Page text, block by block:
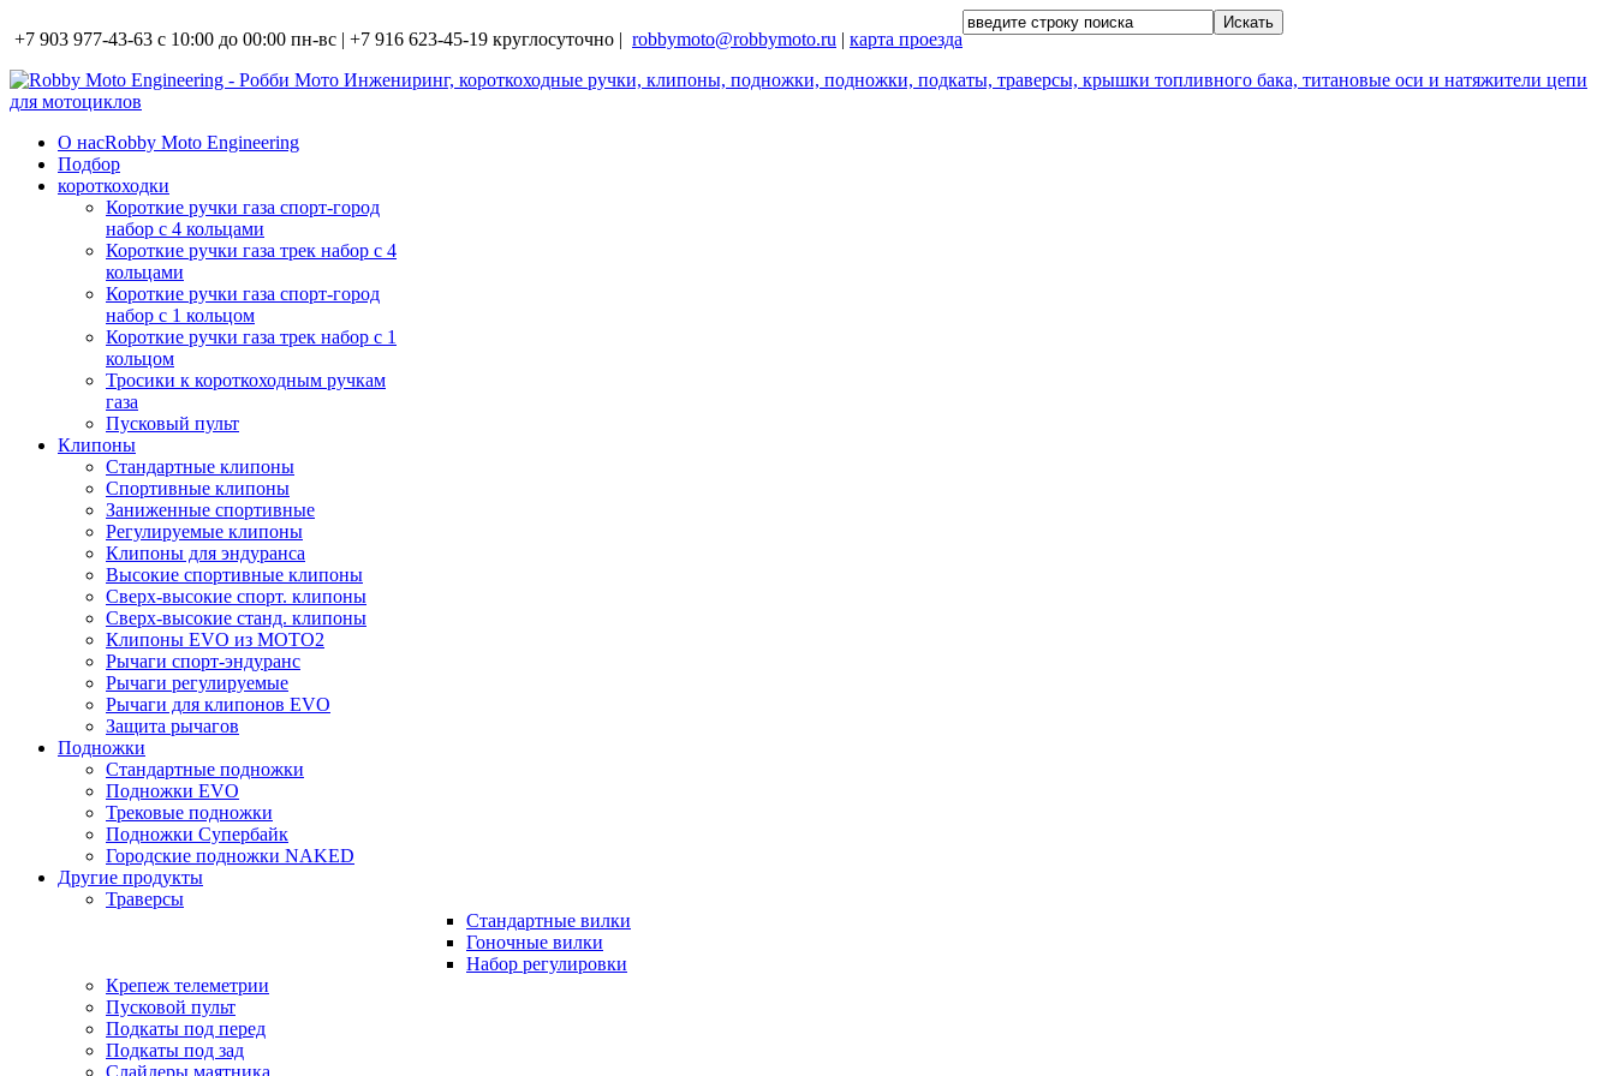
+7 903 977-43-63 с 10:00 до 00:00 пн-вс | +7 916 623-45-19 круглосуточно | robbymoto@robbymoto.ru | карта проезда
О насRobby Moto Engineering
Подбор
короткоходки
Короткие ручки газа спорт-город
набор с 4 кольцами
Короткие ручки газа трек набор с 4
кольцами
Короткие ручки газа спорт-город
набор с 1 кольцом
Короткие ручки газа трек набор с 1
кольцом
Тросики к короткоходным ручкам
газа
Пусковый пульт
Клипоны
Стандартные клипоны
Спортивные клипоны
Заниженные спортивные
Регулируемые клипоны
Клипоны для эндуранса
Высокие спортивные клипоны
Сверх-высокие спорт. клипоны
Сверх-высокие станд. клипоны
Клипоны EVO из MOTO2
Рычаги спорт-эндуранс
Рычаги регулируемые
Рычаги для клипонов EVO
Защита рычагов
Подножки
Стандартные подножки
Подножки EVO
Трековые подножки
Подножки Супербайк
Городские подножки NAKED
Другие продукты
Траверсы
Стандартные вилки
Гоночные вилки
Набор регулировки
Крепеж телеметрии
Пусковой пульт
Подкаты под перед
Подкаты под зад
Слайдеры маятника